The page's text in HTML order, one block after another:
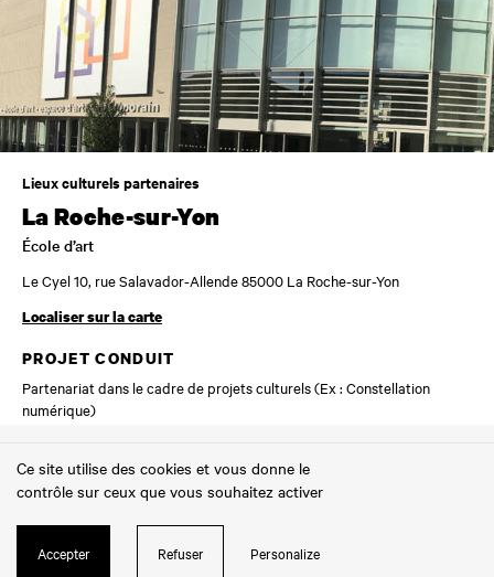
Lieux culturels partenaires
La Roche-sur-Yon
École d’art
Le Cyel 10, rue Salavador-Allende 85000 La Roche-sur-Yon
Localiser sur la carte
PROJET CONDUIT
Partenariat dans le cadre de projets culturels (Ex : Constellation
numérique)
Actions en milieu scolaire
Aizenay
École de la Pénière
EN SAVOIR PLUS
Ce site utilise des cookies et vous donne le
contrôle sur ceux que vous souhaitez activer
Accepter Refuser Personalize